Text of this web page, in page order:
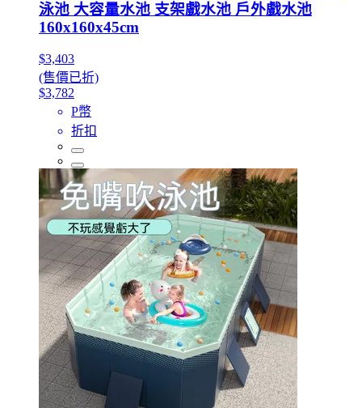
泳池 大容量水池 支架戲水池 戶外戲水池
160x160x45cm
$3,403
(售價已折)
$3,782
P幣
折扣